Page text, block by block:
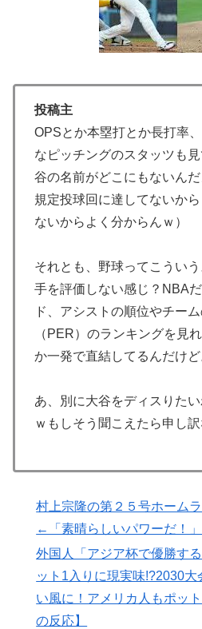
韓国人「我が国がクウェート
に深刻である理由がこちら…
▶ 【衝撃】韓国人「エボシ御前
よ」
▶ 韓国人「日本メディアが2002
決勝も調査すべきと主張！」
指摘‥」
▶ 日本旅行キャンセルすべきか
火山の兆し＝韓国の反応
の不祥事を詳細に報道！」→
展してしまう‥」
▶ 新聞さん、壮大な縦読みを仕
大地震が起きても手術をやり
海外でも凄すぎると絶賛
の大復活に米国人が大喜び
▶
外国人「アジア杯で優勝する
に！アメリカ人もポット1争
大地震が起きても手術をやり
海外でも凄すぎると絶賛
イチローさん「僕は本を読ま
ゴンボール」【海外の反応】
投稿主
OPSとか本塁打とか長打率
なピッチングのスタッツも
谷の名前がどこにもないん
規定投球回に達してないか
ないからよく分からんｗ）
それとも、野球ってこうい
手を評価しない感じ？NBA
ド、アシストの順位やチー
（PER）のランキングを見
か一発で直結してるんだけど
あ、別に大谷をディスりた
ｗもしそう聞こえたら申し訳
村上宗隆の第２５号ホーム
←「素晴らしいパワーだ！」
外国人「アジア杯で優勝す
ット1入りに現実味!?2030
い風に！アメリカ人もポッ
の反応】